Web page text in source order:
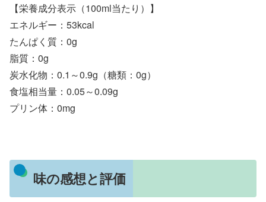
【栄養成分表示（100ml当たり）】
エネルギー：53kcal
たんぱく質：0g
脂質：0g
炭水化物：0.1～0.9g（糖類：0g）
食塩相当量：0.05～0.09g
プリン体：0mg
味の感想と評価